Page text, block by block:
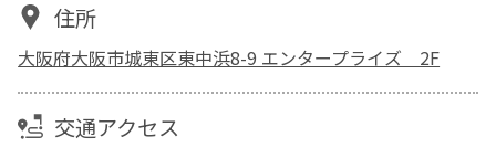
住所
大阪府大阪市城東区東中浜8-9 エンタープライズ 2F
交通アクセス